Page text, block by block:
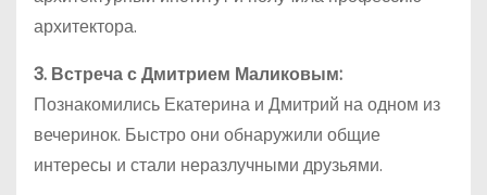
архитектора.
3. Встреча с Дмитрием Маликовым:
Познакомились Екатерина и Дмитрий на одном из
вечеринок. Быстро они обнаружили общие
интересы и стали неразлучными друзьями.